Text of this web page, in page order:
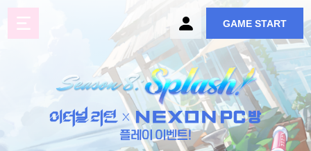
GAME START